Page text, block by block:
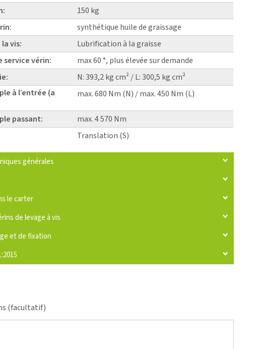
150 kg
synthétique huile de graissage
vis:
Lubrification à la graisse
service vérin:
max 60 °, plus élevée sur demande
N: 393,2 kg cm² / L: 300,5 kg cm²
à l’entrée (a
max. 680 Nm (N) / max. 450 Nm (L)
passant:
max. 4 570 Nm
Translation (S)
générales
le carter
de levage à vis
et de fixation
(facultatif)